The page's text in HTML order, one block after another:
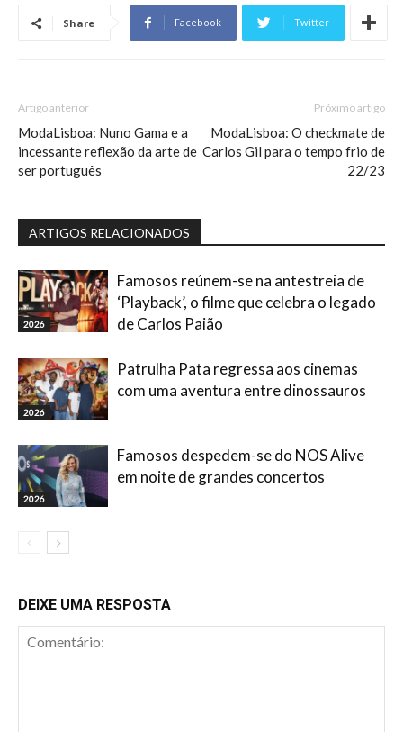
Share Facebook Twitter
Artigo anterior
ModaLisboa: Nuno Gama e a
incessante reflexão da arte de
ser português
Próximo artigo
ModaLisboa: O checkmate de
Carlos Gil para o tempo frio de
22/23
ARTIGOS RELACIONADOS
2026
Famosos reúnem-se na antestreia de
‘Playback’, o filme que celebra o legado
de Carlos Paião
2026
Patrulha Pata regressa aos cinemas
com uma aventura entre dinossauros
2026
Famosos despedem-se do NOS Alive
em noite de grandes concertos
DEIXE UMA RESPOSTA